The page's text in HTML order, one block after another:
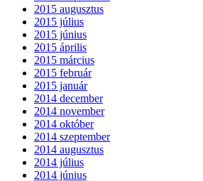
2015 augusztus
2015 július
2015 június
2015 április
2015 március
2015 február
2015 január
2014 december
2014 november
2014 október
2014 szeptember
2014 augusztus
2014 július
2014 június